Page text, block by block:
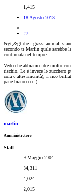
1,415
18 Agosto 2013
#7
&gt;&gt;che i grassi animali
secondo te Marlin quale sarebbe
continuata nel tempo?
Vedo che abbiamo idee molto
rischio. Lo è invece lo zucchero
cola e altre amenità), il riso
pane bianco ecc.).
marlin
Amministratore
Staff
9 Maggio 2004
34,311
4,024
2,015